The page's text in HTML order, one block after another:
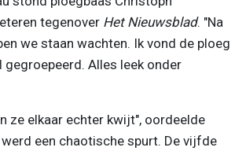
tegenover Het Nieuwsblad. "Na
we staan wachten. Ik vond de ploeg
Alles leek onder
ze elkaar echter kwijt", oordeelde
een chaotische spurt. De vijfde